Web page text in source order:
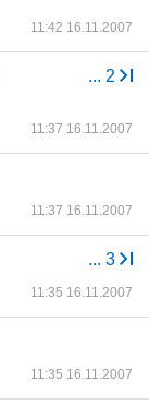
11:42 16.11.2007
... 2
11:37 16.11.2007
11:37 16.11.2007
... 3
11:35 16.11.2007
11:35 16.11.2007